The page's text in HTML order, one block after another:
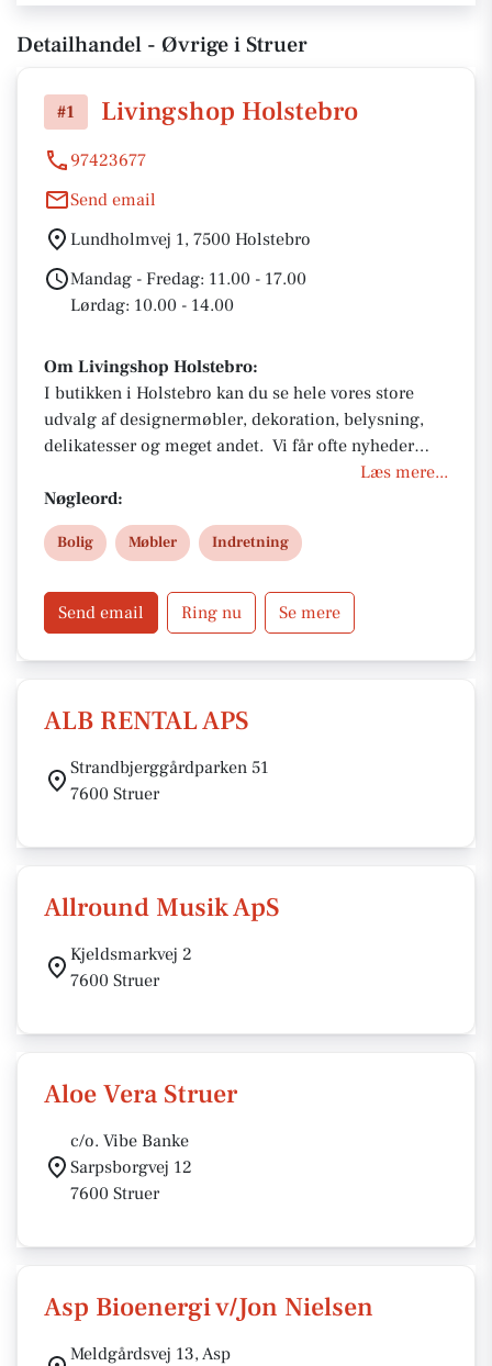
Detailhandel - Øvrige i Struer
#1 Livingshop Holstebro
97423677
Send email
Lundholmvej 1, 7500 Holstebro
Mandag - Fredag: 11.00 - 17.00
Lørdag: 10.00 - 14.00
Om Livingshop Holstebro:
I butikken i Holstebro kan du se hele vores store
udvalg af designermøbler, dekoration, belysning,
delikatesser og meget andet. Vi får ofte nyheder
hjem, og vi arbejder hele tiden på at lave nye
opstillinger, hvor vi kombinerer fine produkter fra
vores mange forskellige brands. Til vores
opstillinger får vi inspiration fra årstiderne og de
- vi glæder os til at se dig.
Læs mere...
Nøgleord:
Bolig Møbler Indretning
Send email Ring nu Se mere
ALB RENTAL APS
Strandbjerggårdparken 51
7600 Struer
Allround Musik ApS
Kjeldsmarkvej 2
7600 Struer
Aloe Vera Struer
c/o. Vibe Banke
Sarpsborgvej 12
7600 Struer
Asp Bioenergi v/Jon Nielsen
Meldgårdsvej 13, Asp